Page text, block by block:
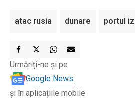
atac rusia dunare portul
Urmăriți-ne și pe
Google News
și în aplicațiile mobile